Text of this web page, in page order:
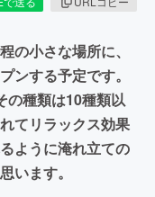
の小さな場所に、
ンする予定です。
の種類は10種類以
てリラックス効果
ように淹れ立ての
います。